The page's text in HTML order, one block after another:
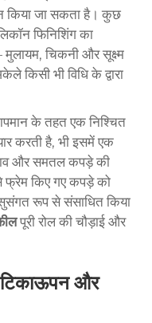
किया जा सकता है। कुछ
फिनिशिंग का
मुलायम, चिकनी और सूक्ष्म
किसी भी विधि के द्वारा
के तहत एक निश्चित
करती है, भी इसमें एक
और समतल कपड़े की
फ्रेम किए गए कपड़े को
रूप से संसाधित किया
पूरी रोल की चौड़ाई और
टिकाऊपन और